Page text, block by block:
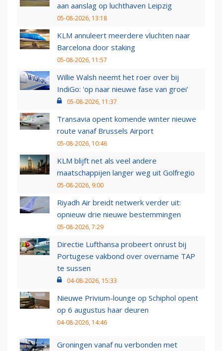
aan aanslag op luchthaven Leipzig
05-08-2026, 13:18
KLM annuleert meerdere vluchten naar
Barcelona door staking
05-08-2026, 11:57
Willie Walsh neemt het roer over bij
IndiGo: 'op naar nieuwe fase van groei'
05-08-2026, 11:37
Transavia opent komende winter nieuwe
route vanaf Brussels Airport
05-08-2026, 10:46
KLM blijft net als veel andere
maatschappijen langer weg uit Golfregio
05-08-2026, 9:00
Riyadh Air breidt netwerk verder uit:
opnieuw drie nieuwe bestemmingen
05-08-2026, 7:29
Directie Lufthansa probeert onrust bij
Portugese vakbond over overname TAP
te sussen
04-08-2026, 15:33
Nieuwe Privium-lounge op Schiphol opent
op 6 augustus haar deuren
04-08-2026, 14:46
Groningen vanaf nu verbonden met